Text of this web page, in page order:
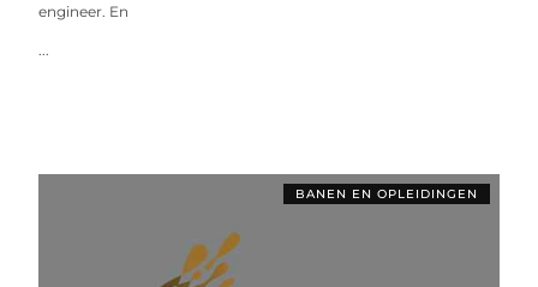
engineer. En
...
BANEN EN OPLEIDINGEN